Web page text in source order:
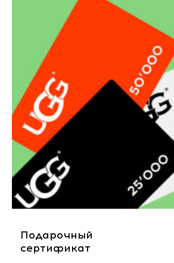
Подарочный
сертификат